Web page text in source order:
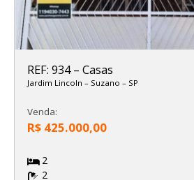
REF: 934– Casas
Jardim Lincoln – Suzano – SP
Venda:
R$ 425.000,00
2
2